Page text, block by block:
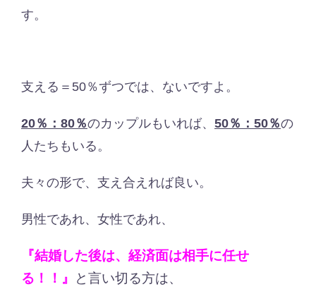
す。
支える＝50％ずつでは、ないですよ。
20％：80％のカップルもいれば、 50％：50％の
人たちもいる。
夫々の形で、支え合えれば良い。
男性であれ、女性であれ、
『結婚した後は、経済面は相手に任せ
る！！』
と言い切る方は、